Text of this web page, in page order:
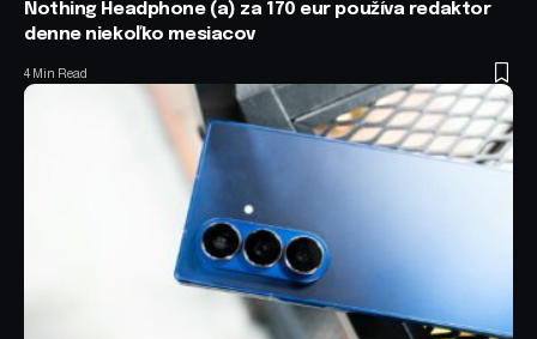
Nothing Headphone (a) za 170 eur používa redaktor
denne niekoľko mesiacov
4 Min Read